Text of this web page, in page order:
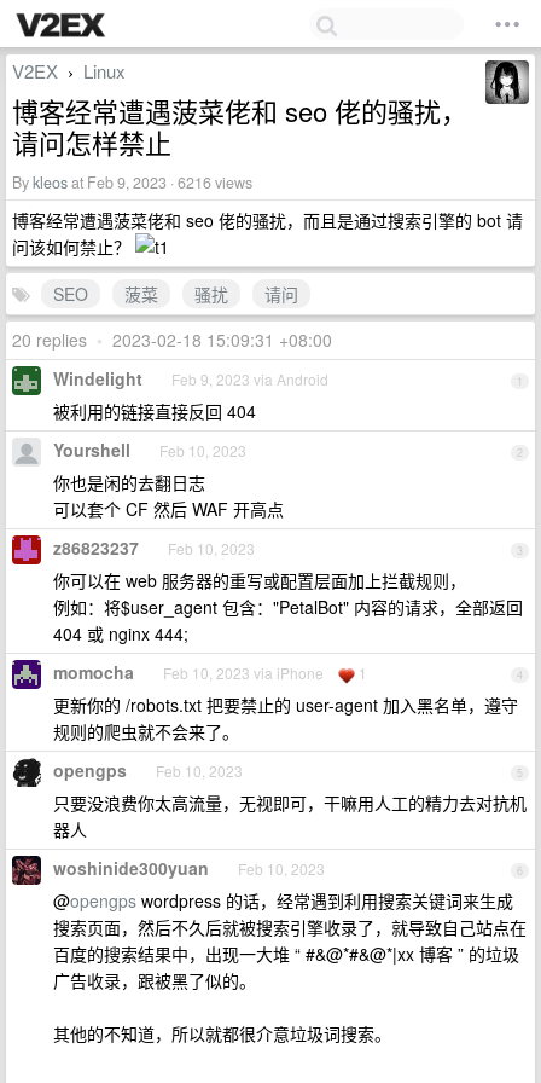
V2EX › Linux
博客经常遭遇菠菜佬和 seo 佬的骚扰，
请问怎样禁止
Bykleosat Feb 9, 2023 · 6216 views
博客经常遭遇菠菜佬和 seo 佬的骚扰，而且是通过搜索引擎的 bot 请
问该如何禁止？
SEO
菠菜 骚扰
请问
20 replies • 2023-02-18 15:09:31 +08:00
1
Windelight Feb 9, 2023 via Android
被利用的链接直接反回 404
2
Yourshell Feb 10, 2023
你也是闲的去翻日志
可以套个 CF 然后 WAF 开高点
3
z86823237 Feb 10, 2023
你可以在 web 服务器的重写或配置层面加上拦截规则，
例如：将$user_agent 包含："PetalBot" 内容的请求，全部返回
404 或 nginx 444;
4
momocha Feb 10, 2023 via iPhone 1
更新你的 /robots.txt 把要禁止的 user-agent 加入黑名单，遵守
规则的爬虫就不会来了。
5
opengps Feb 10, 2023
只要没浪费你太高流量，无视即可，干嘛用人工的精力去对抗机
器人
6
woshinide300yuan Feb 10, 2023
@opengps wordpress 的话，经常遇到利用搜索关键词来生成
搜索页面，然后不久后就被搜索引擎收录了，就导致自己站点在
百度的搜索结果中，出现一大堆 “ #&@*#&@*|xx 博客 ” 的垃圾
广告收录，跟被黑了似的。
其他的不知道，所以就都很介意垃圾词搜索。